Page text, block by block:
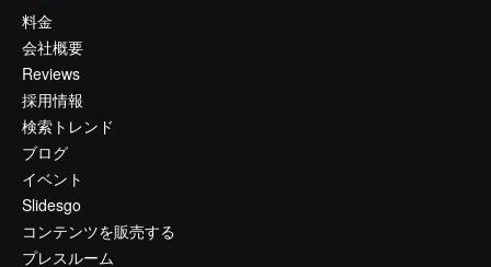
料金
会社概要
Reviews
採用情報
検索トレンド
ブログ
イベント
Slidesgo
コンテンツを販売する
プレスルーム